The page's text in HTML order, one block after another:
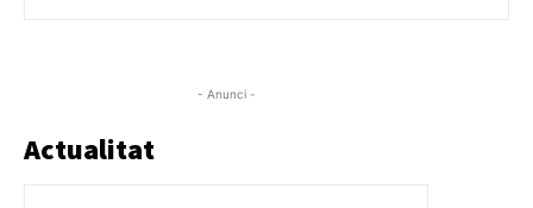
- Anunci -
Actualitat